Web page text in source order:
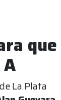
que
La Plata